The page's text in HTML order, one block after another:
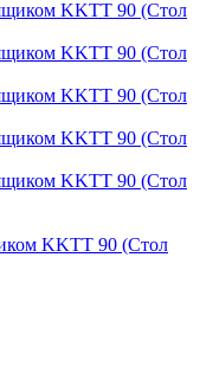
KKTT 90 (Стол